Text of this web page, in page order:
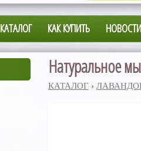
КАТАЛОГ КАК КУПИТЬ НОВОСТИ
Натуральное
КАТАЛОГ ›